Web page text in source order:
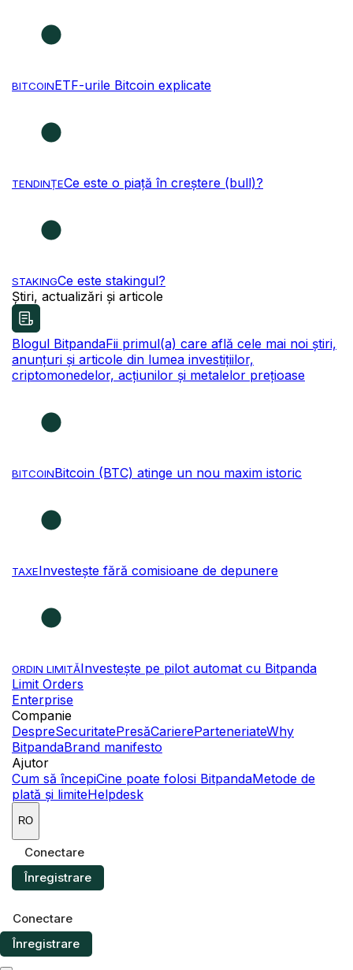
BITCOINETF-urile Bitcoin explicate
TENDINȚECe este o piață în creștere (bull)?
STAKINGCe este stakingul?
Știri, actualizări și articole
Blogul BitpandaFii primul(a) care află cele mai noi știri,
anunțuri și articole din lumea investițiilor,
criptomonedelor, acțiunilor și metalelor prețioase
BITCOINBitcoin (BTC) atinge un nou maxim istoric
TAXEInvestește fără comisioane de depunere
ORDIN LIMITĂInvestește pe pilot automat cu Bitpanda
Limit Orders
Enterprise
Companie
DespreSecuritatePresăCariereParteneriateWhy
BitpandaBrand manifesto
Ajutor
Cum să începiCine poate folosi BitpandaMetode de
plată și limiteHelpdesk
RO
Conectare
Înregistrare
Conectare
Înregistrare